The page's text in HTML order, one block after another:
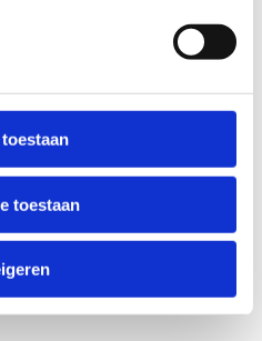
toestaan